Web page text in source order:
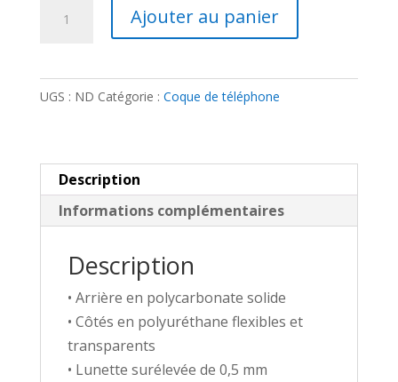
pour
iPhone®
armure
Paladin
Ajouter au panier
UGS : ND Catégorie : Coque de téléphone
Description
Informations complémentaires
Description
• Arrière en polycarbonate solide
• Côtés en polyuréthane flexibles et
transparents
• Lunette surélevée de 0,5 mm